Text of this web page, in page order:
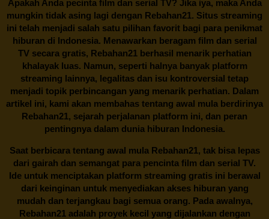
Apakah Anda pecinta film dan serial TV? Jika iya, maka Anda
mungkin tidak asing lagi dengan Rebahan21. Situs streaming
ini telah menjadi salah satu pilihan favorit bagi para penikmat
hiburan di Indonesia. Menawarkan beragam film dan serial
TV secara gratis, Rebahan21berhasil menarik perhatian
khalayak luas. Namun, seperti halnya banyak platform
streaming lainnya, legalitas dan isu kontroversial tetap
menjadi topik perbincangan yang menarik perhatian. Dalam
artikel ini, kami akan membahas tentang awal mula berdirinya
Rebahan21, sejarah perjalanan platform ini, dan peran
pentingnya dalam dunia hiburan Indonesia.
Saat berbicara tentang awal mula Rebahan21, tak bisa lepas
dari gairah dan semangat para pencinta film dan serial TV.
Ide untuk menciptakan platform streaming gratis ini berawal
dari keinginan untuk menyediakan akses hiburan yang
mudah dan terjangkau bagi semua orang. Pada awalnya,
Rebahan21 adalah proyek kecil yang dijalankan dengan